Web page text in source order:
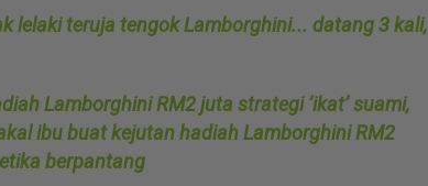
lelaki teruja tengok Lamborghini... datang 3 kali,
Lamborghini RM2 juta strategi ‘ikat’ suami,
ibu buat kejutan hadiah Lamborghini RM2
berpantang